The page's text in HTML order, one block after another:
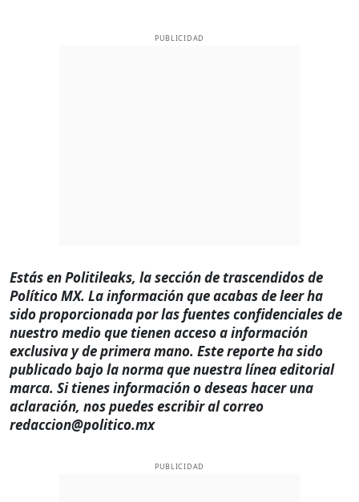
PUBLICIDAD
Estás en Politileaks, la sección de trascendidos de
Político MX. La información que acabas de leer ha
sido proporcionada por las fuentes confidenciales de
nuestro medio que tienen acceso a información
exclusiva y de primera mano. Este reporte ha sido
publicado bajo la norma que nuestra línea editorial
marca. Si tienes información o deseas hacer una
aclaración, nos puedes escribir al correo
redaccion@politico.mx
PUBLICIDAD